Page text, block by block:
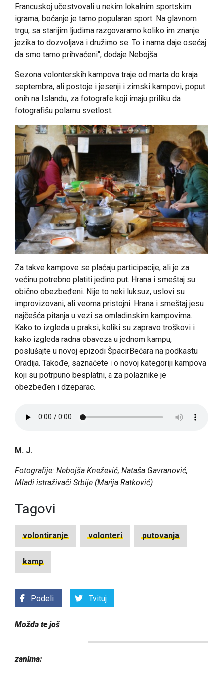
Francuskoj učestvovali u nekim lokalnim sportskim
igrama, boćanje je tamo popularan sport. Na glavnom
trgu, sa starijim ljudima razgovaramo koliko im znanje
jezika to dozvoljava i družimo se. To i nama daje osećaj
da smo tamo prihvaćeni", dodaje Nebojša.
Sezona volonterskih kampova traje od marta do kraja
septembra, ali postoje i jesenji i zimski kampovi, poput
onih na Islandu, za fotografe koji imaju priliku da
fotografišu polarnu svetlost.
Za takve kampove se plaćaju participacije, ali je za
većinu potrebno platiti jedino put. Hrana i smeštaj su
obično obezbeđeni. Nije to neki luksuz, uslovi su
improvizovani, ali veoma pristojni. Hrana i smeštaj jesu
najčešća pitanja u vezi sa omladinskim kampovima.
Kako to izgleda u praksi, koliki su zapravo troškovi i
kako izgleda radna obaveza u jednom kampu,
poslušajte u novoj epizodi ŠpacirBećara na podkastu
Oradija. Takođe, saznaćete i o novoj kategoriji kampova
koji su potrpuno besplatni, a za polaznike je
obezbeđen i dzeparac.
M. J.
Fotografije: Nebojša Knežević, Nataša Gavranović,
Mladi istraživači Srbije (Marija Ratković)
Tagovi
volontiranje volonteri putovanja
kamp
Podeli Tvituj
Možda te još
zanima: